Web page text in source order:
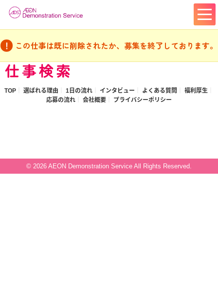
仕事検索
この仕事は既に削除されたか、募集を終了しております。
TOP 選ばれる理由 1日の流れ インタビュー よくある質問
福利厚生
応募の流れ
会社概要 プライバシーポリシー
© 2026 AEON Demonstration Service All Rights Reserved.